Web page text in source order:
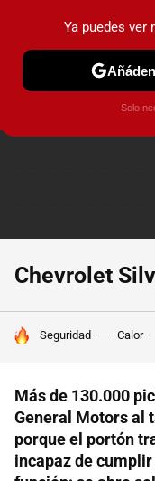
PRUEBAS COCHES
Chevrolet
HOY SE HABLA DE
Seguridad Calor
Más de 130.000
General Motors al
porque el portón
incapaz de cumplir
Ya puedes ver
Solo